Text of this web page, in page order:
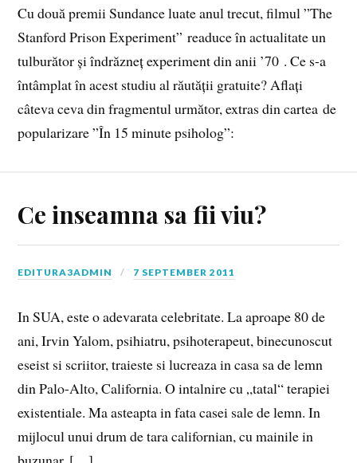
Cu două premii Sundance luate anul trecut, filmul ”The
Stanford Prison Experiment” readuce în actualitate un
tulburător și îndrăzneț experiment din anii ’70 . Ce s-a
întâmplat în acest studiu al răutății gratuite? Aflați
câteva ceva din fragmentul următor, extras din cartea de
popularizare ”În 15 minute psiholog”:
Ce inseamna sa fii viu?
EDITURA3ADMIN 7 SEPTEMBER 2011
In SUA, este o adevarata celebritate. La aproape 80 de
ani, Irvin Yalom, psihiatru, psihoterapeut, binecunoscut
eseist si scriitor, traieste si lucreaza in casa sa de lemn
din Palo-Alto, California. O intalnire cu „tatal“ terapiei
existentiale. Ma asteapta in fata casei sale de lemn. In
mijlocul unui drum de tara californian, cu mainile in